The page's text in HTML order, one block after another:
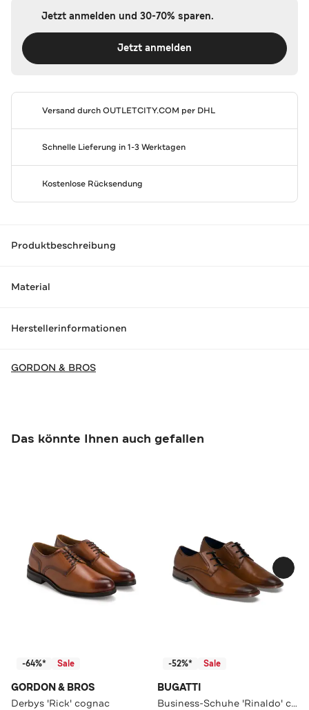
Jetzt anmelden und 30-70% sparen.
Jetzt anmelden
Versand durchOUTLETCITY.COM per DHL
Schnelle Lieferung in 1-3 Werktagen
Kostenlose Rücksendung
Produktbeschreibung
Material
Herstellerinformationen
GORDON & BROS
Das könnte Ihnen auch gefallen
-64%* Sale
GORDON & BROS
Derbys 'Rick' cognac
-52%* Sale
BUGATTI
Business-Schuhe 'Rinaldo' cognac